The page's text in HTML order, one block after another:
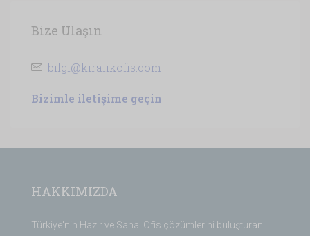
Bize Ulaşın
bilgi@kiralikofis.com
Bizimle iletişime geçin
HAKKIMIZDA
Türkiye'nin Hazır ve Sanal Ofis çözümlerini buluşturan